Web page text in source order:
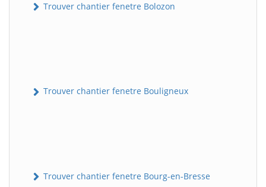
Trouver chantier fenetre Bolozon
Trouver chantier fenetre Bouligneux
Trouver chantier fenetre Bourg-en-Bresse